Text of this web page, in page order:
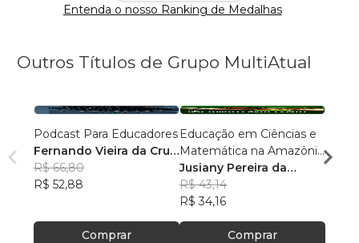
Entenda o nosso Ranking de Medalhas
Outros Títulos de Grupo MultiAtual
Podcast Para Educadores
Fernando Vieira da Cruz
(Fernandinho Cruz)
R$ 66,80
R$ 52,88
Comprar
Educação em Ciências e
Matemática na Amazônia
Legal: Pesquisas e
Práticas Pedagógicas
Jusiany Pereira da
Cunha dos Santos
R$ 43,14
R$ 34,16
Comprar
Érica